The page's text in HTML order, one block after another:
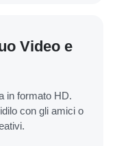
Video e
in formato HD.
con gli amici o